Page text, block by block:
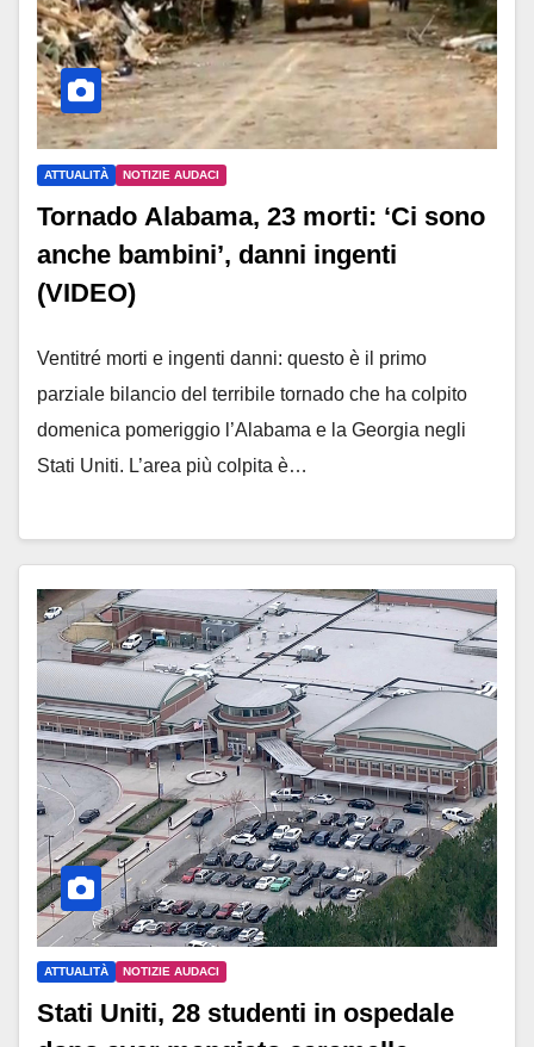
ATTUALITÀ NOTIZIE AUDACI
Tornado Alabama, 23 morti: ‘Ci sono
anche bambini’, danni ingenti
(VIDEO)
Ventitré morti e ingenti danni: questo è il primo
parziale bilancio del terribile tornado che ha colpito
domenica pomeriggio l’Alabama e la Georgia negli
Stati Uniti. L’area più colpita è…
ATTUALITÀ NOTIZIE AUDACI
Stati Uniti, 28 studenti in ospedale